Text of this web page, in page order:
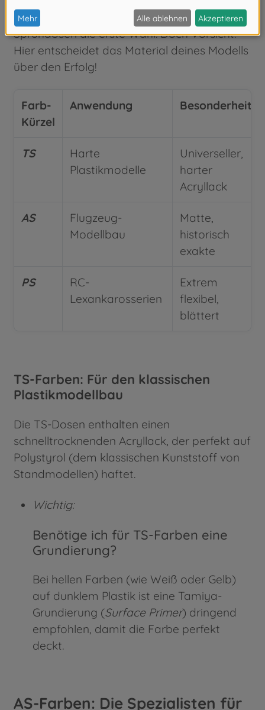
ohne Pinselstriche geht, sind die Tamiya-
Sprühdosen die erste Wahl. Doch Vorsicht:
Hier entscheidet das Material deines Modells
über den Erfolg!
Farb-
Kürzel
Anwendung Besonderheit
TS
Harte
Plastikmodelle
Universeller,
harter
Acryllack
AS
Flugzeug-
Modellbau
Matte,
historisch
exakte
PS
RC-
Lexankarosserien
Extrem
flexibel,
blättert
TS-Farben: Für den klassischen
Plastikmodellbau
Die TS-Dosen enthalten einen
schnelltrocknenden Acryllack, der perfekt auf
Polystyrol (dem klassischen Kunststoff von
Standmodellen) haftet.
Wichtig:
Benötige ich für TS-Farben eine
Grundierung?
Bei hellen Farben (wie Weiß oder Gelb)
auf dunklem Plastik ist eine Tamiya-
Grundierung (Surface Primer) dringend
empfohlen, damit die Farbe perfekt
deckt.
AS-Farben: Die Spezialisten für